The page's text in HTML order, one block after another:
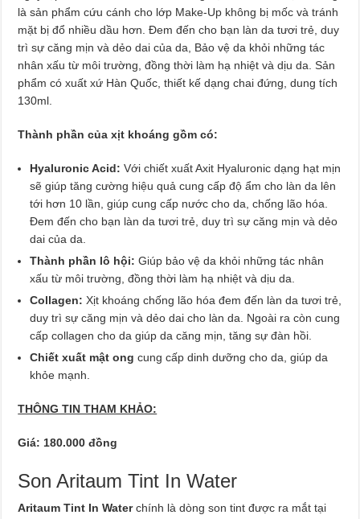
là sản phẩm cứu cánh cho lớp Make-Up không bị mốc và tránh
mặt bị đổ nhiều dầu hơn. Đem đến cho bạn làn da tươi trẻ, duy
trì sự căng mịn và dẻo dai của da, Bảo vệ da khỏi những tác
nhân xấu từ môi trường, đồng thời làm hạ nhiệt và dịu da. Sản
phẩm có xuất xứ Hàn Quốc, thiết kế dạng chai đứng, dung tích
130ml.
Thành phần của xịt khoáng gồm có:
Hyaluronic Acid:Với chiết xuất Axit Hyaluronic dạng hạt mịn
sẽ giúp tăng cường hiệu quả cung cấp độ ẩm cho làn da lên
tới hơn 10 lần, giúp cung cấp nước cho da, chống lão hóa.
Đem đến cho bạn làn da tươi trẻ, duy trì sự căng mịn và dẻo
dai của da.
Thành phần lô hội: Giúp bảo vệ da khỏi những tác nhân
xấu từ môi trường, đồng thời làm hạ nhiệt và dịu da.
Collagen:Xịt khoáng chống lão hóa đem đến làn da tươi trẻ,
duy trì sự căng mịn và dẻo dai cho làn da. Ngoài ra còn cung
cấp collagen cho da giúp da căng mịn, tăng sự đàn hồi.
Chiết xuất mật ongcung cấp dinh dưỡng cho da, giúp da
khỏe mạnh.
THÔNG TIN THAM KHẢO:
Giá: 180.000 đồng
Son Aritaum Tint In Water
Aritaum Tint In Waterchính là dòng son tint được ra mắt tại